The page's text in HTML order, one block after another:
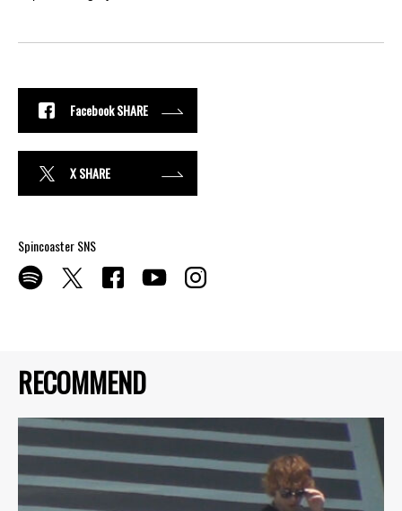
RECOMMEND
Facebook SHARE
X SHARE
Spincoaster SNS